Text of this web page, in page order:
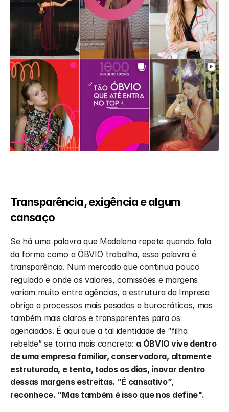
Transparência, exigência e algum
cansaço
Se há uma palavra que Madalena repete quando fala
da forma como a ÓBVIO trabalha, essa palavra é
transparência. Num mercado que continua pouco
regulado e onde os valores, comissões e margens
variam muito entre agências, a estrutura da Impresa
obriga a processos mais pesados e burocráticos, mas
também mais claros e transparentes para os
agenciados. É aqui que a tal identidade de “filha
rebelde” se torna mais concreta: a ÓBVIO vive dentro
de uma empresa familiar, conservadora, altamente
estruturada, e tenta, todos os dias, inovar dentro
dessas margens estreitas. “É cansativo”,
reconhece. “Mas também é isso que nos define".